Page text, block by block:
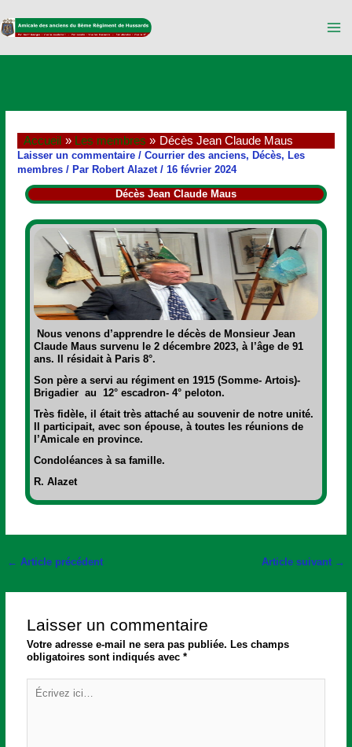
au
contenu
Accueil Les membres Décès Jean Claude Maus
Laisser un commentaire /Courrier des anciens, Décès, Les
membres / Par Robert Alazet/16 février 2024
Décès Jean Claude Maus
Nous venons d’apprendre le décès de Monsieur Jean
Claude Maus survenu le 2 décembre 2023, à l’âge de 91
ans. Il résidait à Paris 8°.
Son père a servi au régiment en 1915 (Somme- Artois)-
Brigadier au 12° escadron- 4° peloton.
Très fidèle, il était très attaché au souvenir de notre unité.
Il participait, avec son épouse, à toutes les réunions de
l’Amicale en province.
Condoléances à sa famille.
R. Alazet
← Article précédent Article suivant →
Laisser un commentaire
Votre adresse e-mail ne sera pas publiée. Les champs
obligatoires sont indiqués avec*
Écrivez
ici…